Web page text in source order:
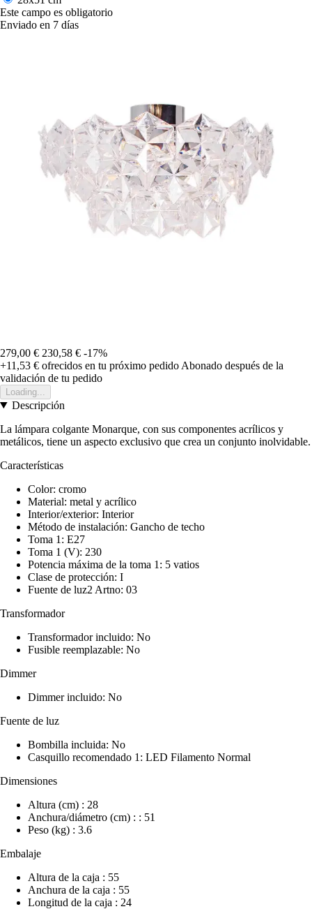
Este campo es obligatorio
Enviado en 7 días
279,00 € 230,58 € -17%
+11,53 € ofrecidos en tu próximo pedido Abonado después de la
validación de tu pedido
Loading...
Descripción
La lámpara colgante Monarque, con sus componentes acrílicos y
metálicos, tiene un aspecto exclusivo que crea un conjunto inolvidable.
Características
Color: cromo
Material: metal y acrílico
Interior/exterior: Interior
Método de instalación: Gancho de techo
Toma 1: E27
Toma 1 (V): 230
Potencia máxima de la toma 1: 5 vatios
Clase de protección: I
Fuente de luz2 Artno: 03
Transformador
Transformador incluido: No
Fusible reemplazable: No
Dimmer
Dimmer incluido: No
Fuente de luz
Bombilla incluida: No
Casquillo recomendado 1: LED Filamento Normal
Dimensiones
Altura (cm) : 28
Anchura/diámetro (cm) : : 51
Peso (kg) : 3.6
Embalaje
Altura de la caja : 55
Anchura de la caja : 55
Longitud de la caja : 24